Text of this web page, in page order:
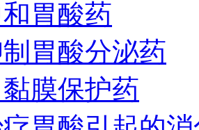
胃酸药
胃酸分泌药
黏膜保护药